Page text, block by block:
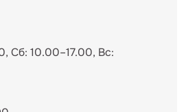
Сб: 10.00–17.00, Вс: